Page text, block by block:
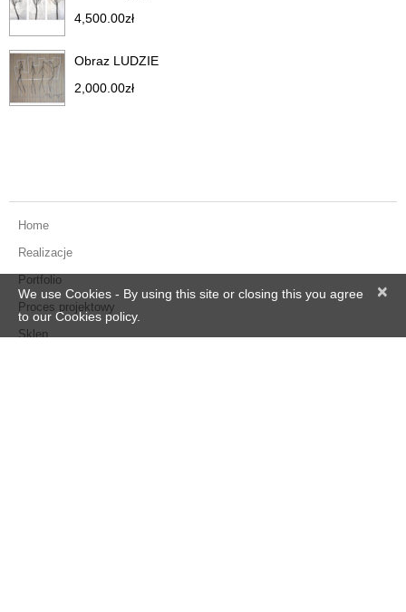
4,500.00zł
Obraz LUDZIE
2,000.00zł
Home
Realizacje
Portfolio
Proces projektowy
Sklep
×
We use Cookies - By using this site or closing this you agree
to our Cookies policy.